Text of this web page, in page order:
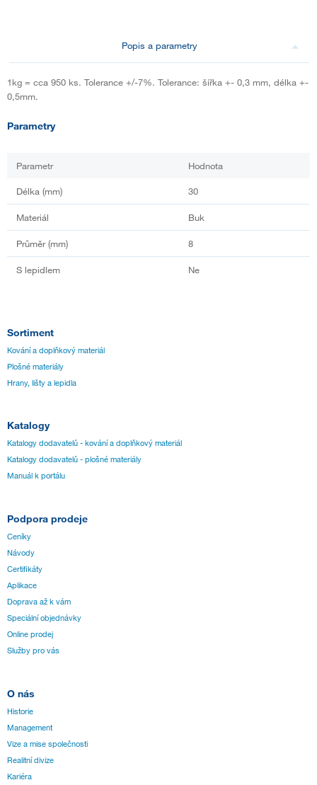
Popis a parametry
1kg = cca 950 ks. Tolerance +/-7%. Tolerance: šířka +- 0,3 mm, délka +-
0,5mm.
Parametry
Parametr Hodnota
Délka (mm) 30
Materiál Buk
Průměr (mm) 8
S lepidlem Ne
Sortiment
Kování a doplňkový materiál
Plošné materiály
Hrany, lišty a lepidla
Katalogy
Katalogy dodavatelů - kování a doplňkový materiál
Katalogy dodavatelů - plošné materiály
Manuál k portálu
Podpora prodeje
Ceníky
Návody
Certifikáty
Aplikace
Doprava až k vám
Speciální objednávky
Online prodej
Služby pro vás
O nás
Historie
Management
Vize a mise společnosti
Realitní divize
Kariéra